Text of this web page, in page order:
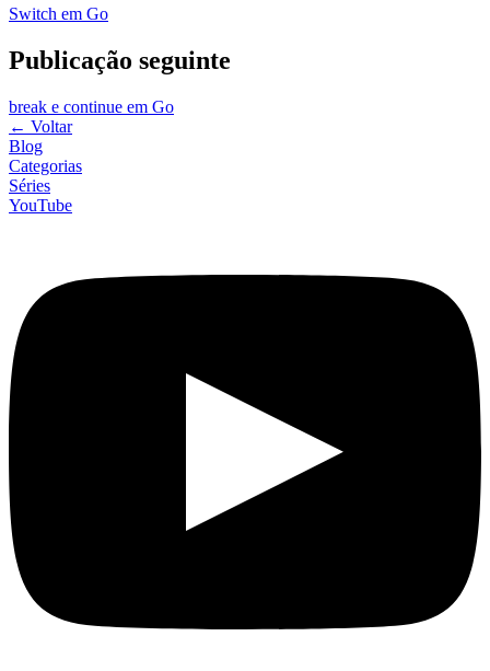
Switch em Go
Publicação seguinte
break e continue em Go
← Voltar
Blog
Categorias
Séries
YouTube